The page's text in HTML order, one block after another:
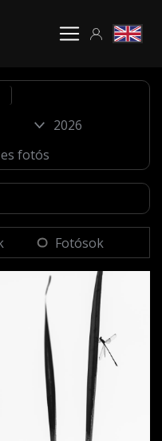
Fotósok